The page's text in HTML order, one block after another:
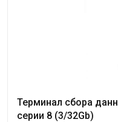
Терминал сбора
серии 8 (3/32Gb)